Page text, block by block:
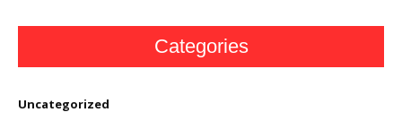
Categories
Uncategorized